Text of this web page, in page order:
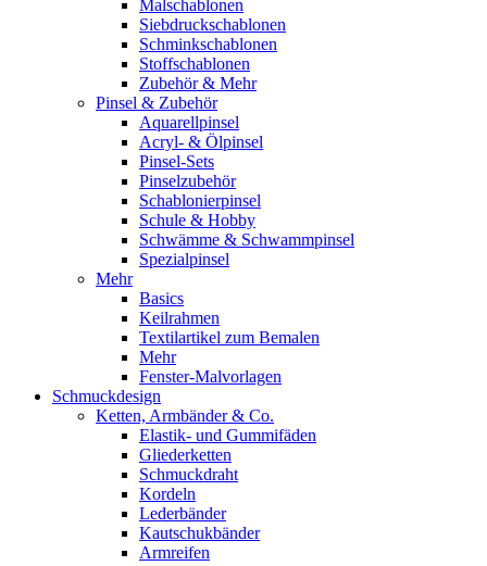
Malschablonen
Siebdruckschablonen
Schminkschablonen
Stoffschablonen
Zubehör & Mehr
Pinsel & Zubehör
Aquarellpinsel
Acryl- & Ölpinsel
Pinsel-Sets
Pinselzubehör
Schablonierpinsel
Schule & Hobby
Schwämme & Schwammpinsel
Spezialpinsel
Mehr
Basics
Keilrahmen
Textilartikel zum Bemalen
Mehr
Fenster-Malvorlagen
Schmuckdesign
Ketten, Armbänder & Co.
Elastik- und Gummifäden
Gliederketten
Schmuckdraht
Kordeln
Lederbänder
Kautschukbänder
Armreifen